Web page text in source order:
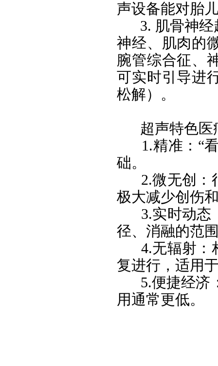
声设备能对胎
3. 肌骨神
神经、肌肉的
腕管综合征、
可实时引导进
松解）。
超声特色
1.精准：“
础。
​​​​​​​2.微无创：
极大减少创伤
​​​​​​​3.实时动态
径、消融的范
​​​​​​​4.无辐射：
复进行，适用
​​​​​​​5.便捷经济
用通常更低。